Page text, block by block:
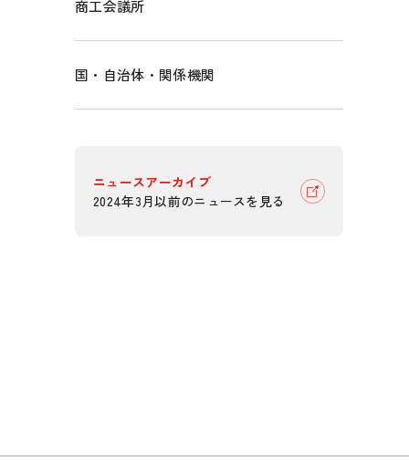
商工会議所
国・自治体・関係機関
ニュースアーカイブ
2024年3月以前のニュースを見る